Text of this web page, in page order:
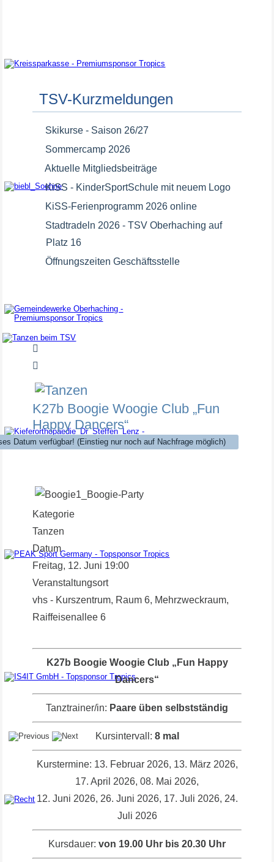
Tanzen beim TSV
Topsponsor
Topsponsor
TSV-Kurzmeldungen
Skikurse - Saison 26/27
Sommercamp 2026
Aktuelle Mitgliedsbeiträge
KiSS - KinderSportSchule mit neuem Logo
KiSS-Ferienprogramm 2026 online
Stadtradeln 2026 - TSV Oberhaching auf
Platz 16
Öffnungszeiten Geschäftsstelle
K27b Boogie Woogie Club „Fun
Happy Dancers“
Datum verfügbar! (Einstieg nur noch auf Nachfrage möglich)
Kategorie
Tanzen
Datum
Freitag, 12. Juni 19:00
Veranstaltungsort
vhs - Kurszentrum, Raum 6, Mehrzweckraum,
Raiffeisenallee 6
K27b Boogie Woogie Club „Fun Happy
Dancers“
Tanztrainer/in: Paare üben selbstständig
Kursintervall: 8 mal
Kurstermine: 13. Februar 2026, 13. März 2026,
17. April 2026, 08. Mai 2026,
12. Juni 2026, 26. Juni 2026, 17. Juli 2026, 24.
Juli 2026
Kursdauer: von 19.00 Uhr bis 20.30 Uhr